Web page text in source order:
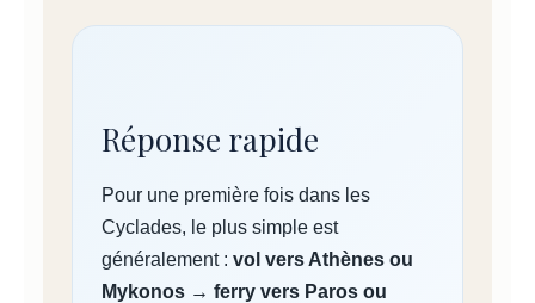
Réponse rapide
Pour une première fois dans les
Cyclades, le plus simple est
généralement : vol vers Athènes ou
Mykonos → ferry vers Paros ou